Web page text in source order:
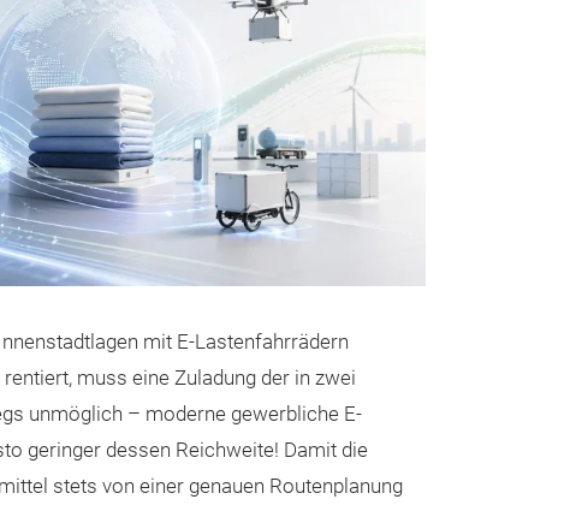
mit E-Lastenfahrrädern
muss eine Zuladung der in zwei
unmöglich – moderne gewerbliche E-
geringer dessen Reichweite! Damit die
stets von einer genauen Routenplanung